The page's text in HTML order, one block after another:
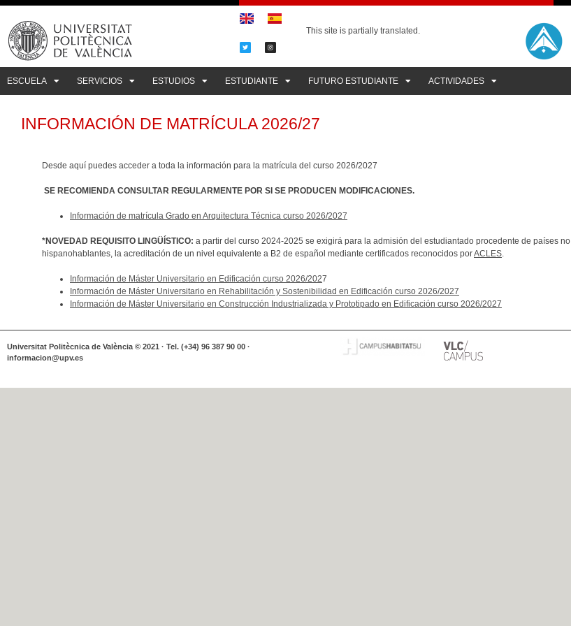
This site is partially translated.
ESCUELA SERVICIOS ESTUDIOS ESTUDIANTE FUTURO ESTUDIANTE ACTIVIDADES
INFORMACIÓN DE MATRÍCULA 2026/27
Desde aquí puedes acceder a toda la información para la matrícula del curso 2026/2027
SE RECOMIENDA CONSULTAR REGULARMENTE POR SI SE PRODUCEN MODIFICACIONES.
Información de matrícula Grado en Arquitectura Técnica curso 2026/2027
*NOVEDAD REQUISITO LINGÜÍSTICO: a partir del curso 2024-2025 se exigirá para la admisión del estudiantado procedente de países no
hispanohablantes, la acreditación de un nivel equivalente a B2 de español mediante certificados reconocidos porACLES.
Información de Máster Universitario en Edificación curso 2026/2027
Información de Máster Universitario en Rehabilitación y Sostenibilidad en Edificación curso 2026/2027
Información de Máster Universitario en Construcción Industrializada y Prototipado en Edificación curso 2026/2027
Universitat Politècnica de València © 2021 · Tel. (+34) 96 387 90 00 ·
informacion@upv.es